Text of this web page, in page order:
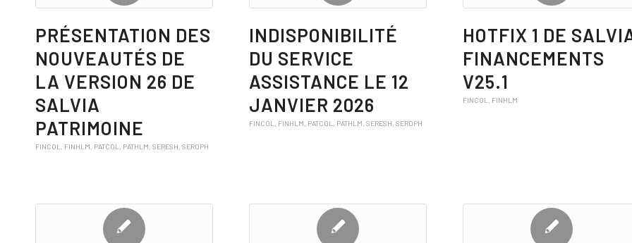
PRÉSENTATION DES
NOUVEAUTÉS DE
LA VERSION 26 DE
SALVIA
PATRIMOINE
FINCOL FINHLM PATCOL PATHLM SERESH SEROPH
INDISPONIBILITÉ
DU SERVICE
ASSISTANCE LE 12
JANVIER 2026
FINCOL FINHLM PATCOL PATHLM ,SERESH ,SEROPH
HOTFIX 1 DE
FINANCEMENTS
V25.1
FINCOL FINHLM